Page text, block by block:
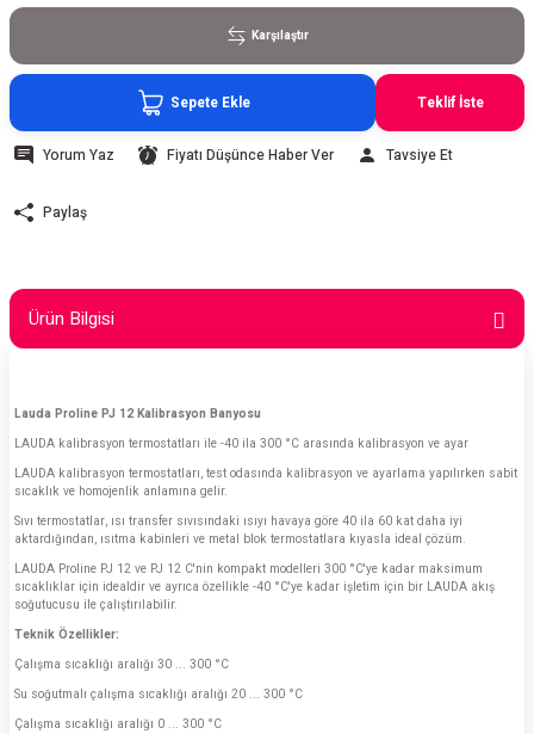
Karşılaştır
Sepete Ekle Teklif İste
Yorum Yaz Fiyatı Düşünce Haber Ver Tavsiye Et
Paylaş
Ürün Bilgisi
Lauda Proline PJ 12 Kalibrasyon Banyosu
LAUDA kalibrasyon termostatları ile -40 ila 300 °C arasında kalibrasyon ve ayar
LAUDA kalibrasyon termostatları, test odasında kalibrasyon ve ayarlama yapılırken sabit
sıcaklık ve homojenlik anlamına gelir.
Sıvı termostatlar, ısı transfer sıvısındaki ısıyı havaya göre 40 ila 60 kat daha iyi
aktardığından, ısıtma kabinleri ve metal blok termostatlara kıyasla ideal çözüm.
LAUDA Proline PJ 12 ve PJ 12 C'nin kompakt modelleri 300 °C'ye kadar maksimum
sıcaklıklar için idealdir ve ayrıca özellikle -40 °C'ye kadar işletim için bir LAUDA akış
soğutucusu ile çalıştırılabilir.
Teknik Özellikler:
Çalışma sıcaklığı aralığı 30 ... 300 °C
Su soğutmalı çalışma sıcaklığı aralığı 20 ... 300 °C
Çalışma sıcaklığı aralığı 0 ... 300 °C